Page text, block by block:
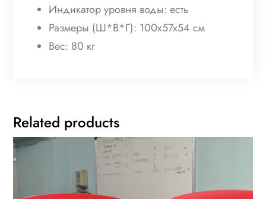
Индикатор уровня воды: есть
Размеры (Ш*В*Г): 100x57x54 см
Вес: 80 кг
Related products